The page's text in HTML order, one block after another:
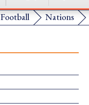
Football Nations